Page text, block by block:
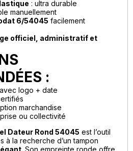
: ultra durable
manuellement
6/54045 facilement
officiel, administratif et
:
logo + date
marchandise
ou collectivité
Dateur Rond 54045 est l’outil
à la recherche d’un tampon
. Son empreinte ronde offre